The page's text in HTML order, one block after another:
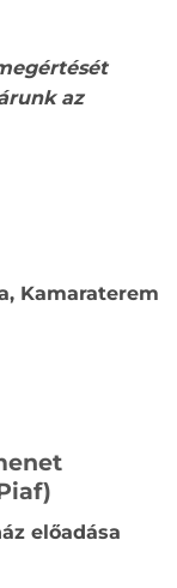
az
Kamaraterem
előadása